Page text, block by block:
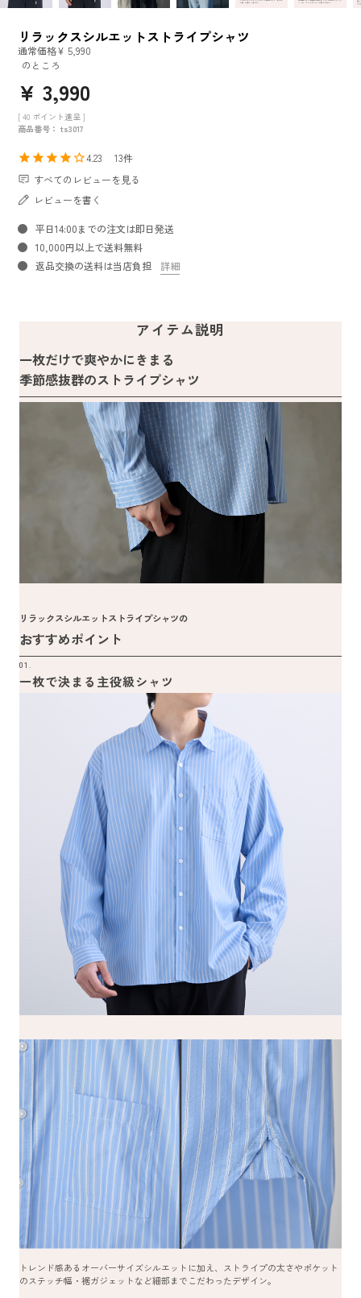
リラックスシルエットストライプシャツ
通常価格¥ 5,990
のところ
¥ 3,990
[ 40 ポイント進呈 ]
商品番号
ts3017
4.23
13
すべてのレビューを見る
レビューを書く
平日14:00までの注文は即日発送
10,000円以上で送料無料
返品交換の送料は当店負担
詳細
アイテム説明
一枚だけで爽やかにきまる
季節感抜群のストライプシャツ
リラックスシルエットストライプシャツの
おすすめポイント
01.
一枚で決まる主役級シャツ
トレンド感あるオーバーサイズシルエットに加え、ストライプの太さやポケット
のステッチ幅・裾ガジェットなど細部までこだわったデザイン。